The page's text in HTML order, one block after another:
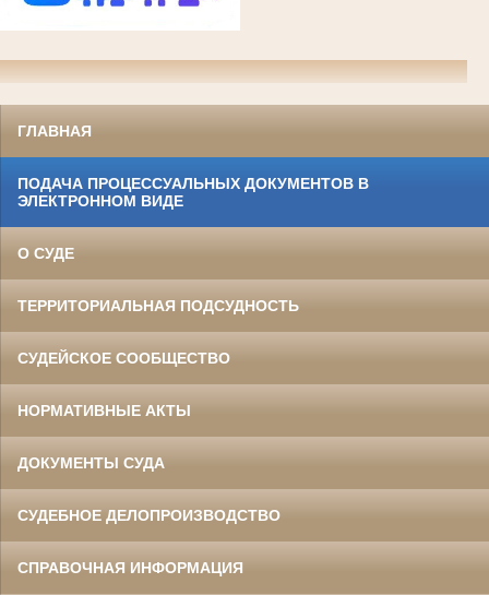
ГЛАВНАЯ
ПОДАЧА ПРОЦЕССУАЛЬНЫХ ДОКУМЕНТОВ В
ЭЛЕКТРОННОМ ВИДЕ
О СУДЕ
ТЕРРИТОРИАЛЬНАЯ ПОДСУДНОСТЬ
СУДЕЙСКОЕ СООБЩЕСТВО
НОРМАТИВНЫЕ АКТЫ
ДОКУМЕНТЫ СУДА
СУДЕБНОЕ ДЕЛОПРОИЗВОДСТВО
СПРАВОЧНАЯ ИНФОРМАЦИЯ